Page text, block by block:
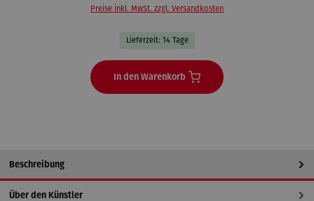
Preise inkl. MwSt. zzgl. Versandkosten
Lieferzeit: 14 Tage
In den Warenkorb
Beschreibung
Über den Künstler